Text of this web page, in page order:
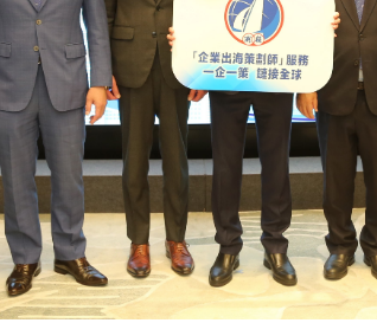
下的霍爾木茲海峽地區新地圖
「舊照」：外貌變初心不變
！訂閱價格分三檔
片勒索人夫260萬罪成 法官指被告為
年會組別會議 港準備就緒支持亞行工作
假日就施工？官方回應